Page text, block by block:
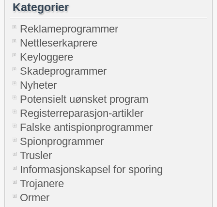
Kategorier
Reklameprogrammer
Nettleserkaprere
Keyloggere
Skadeprogrammer
Nyheter
Potensielt uønsket program
Registerreparasjon-artikler
Falske antispionprogrammer
Spionprogrammer
Trusler
Informasjonskapsel for sporing
Trojanere
Ormer